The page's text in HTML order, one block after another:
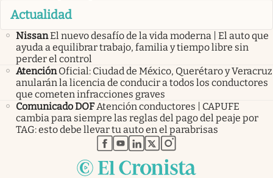
Actualidad
NissanEl nuevo desafío de la vida moderna | El auto que
ayuda a equilibrar trabajo, familia y tiempo libre sin
perder el control
Atención Oficial: Ciudad de México, Querétaro y Veracruz
anularán la licencia de conducir a todos los conductores
que cometen infracciones graves
Comunicado DOFAtención conductores | CAPUFE
cambia para siempre las reglas del pago del peaje por
TAG: esto debe llevar tu auto en el parabrisas
abre en nueva pestaña
abre en nueva pestaña
abre en nueva pestaña
abre en nueva pestaña
abre en nueva pestaña